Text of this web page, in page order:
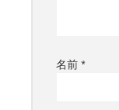
名前 *